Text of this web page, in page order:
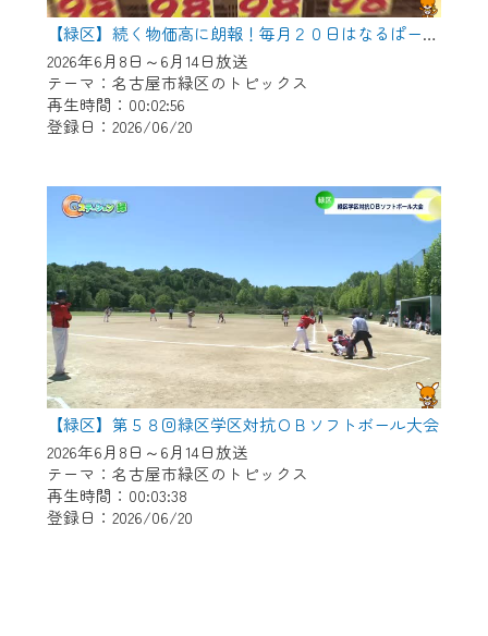
【緑区】続く物価高に朗報！毎月２０日はなるぱーくで野菜つめ放題！
2026年6月8日～6月14日放送
テーマ：名古屋市緑区のトピックス
再生時間：00:02:56
登録日：2026/06/20
【緑区】第５８回緑区学区対抗ＯＢソフトボール大会
2026年6月8日～6月14日放送
テーマ：名古屋市緑区のトピックス
再生時間：00:03:38
登録日：2026/06/20